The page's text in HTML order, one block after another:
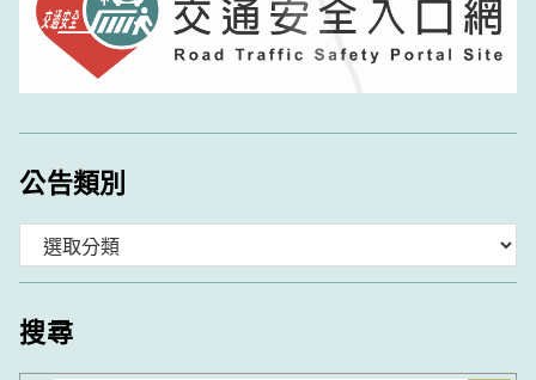
公告類別
類
搜尋